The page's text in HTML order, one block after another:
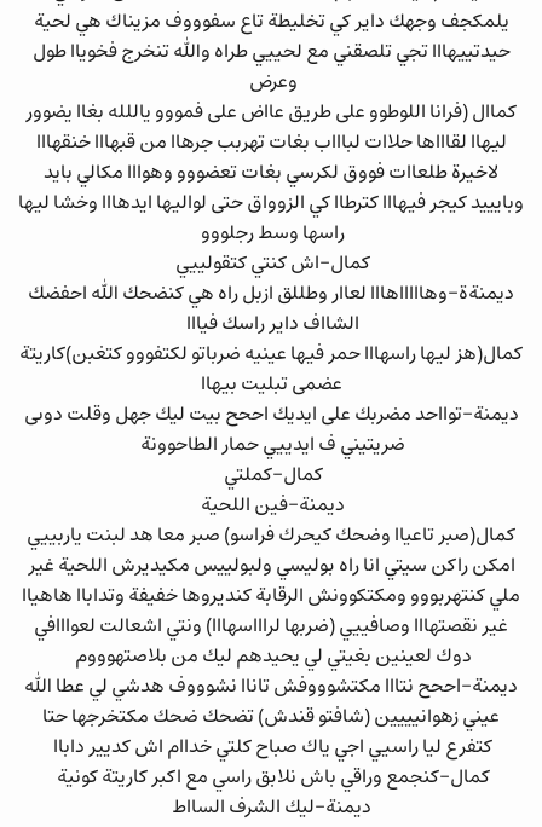
يلمكجف وجهك داير كي تخليطة تاع سفوووف مزيناك هي لحية
حيدتييهااا تجي تلصقني مع لحييي طراه والله تنخرج فخوياا طول
وعرض
كماال (فرانا اللوطوو على طريق عااض على فمووو ياللله بغاا يضوور
ليهاا لقاااها حلاات لباااب بغات تهربب جرهاا من قبهااا خنقهااا
لاخيرة طلعاات فووق لكرسي بغات تعضووو وهوااا مكالي بايد
وبايييد كيجر فيهااا كترطاا كي الزوواق حتى لواليها ايدهااا وخشا ليها
راسها وسط رجلووو
كمال-اش كنتي كتقولييي
ديمنةة-وهاااااهااا لعاار وطللق ازبل راه هي كنضحك الله احفضك
الشااف داير راسك فيااا
كمال(هز ليها راسهااا حمر فيها عينيه ضرباتو لكتفووو كتغبن)كاريتة
عضمى تبليت بيهاا
ديمنة-توااحد مضربك على ايديك اححح بيت ليك جهل وقلت دوىى
ضريتيني ف ايدييي حمار الطاحوونة
كمال-كملتي
ديمنة-فين اللحية
كمال(صبر تاعياا وضحك كيحرك فراسو) صبر معا هد لبنت ياربييي
امكن راكن سيتي انا راه بوليسي ولبولييس مكيديرش اللحية غير
ملي كنتهربووو ومكتكوونش الرقابة كنديروها خفيفة وتداباا هاهياا
غير نقصتهااا وصافييي (ضربها لراااسهااا) ونتي اشعالت لعوااافي
دوك لعينين بغيتي لي يحيدهم ليك من بلاصتهوووم
ديمنة-اححح نتااا مكتشوووفش تاناا نشوووف هدشي لي عطا الله
عيني زهوانيييين (شافتو قندش) تضحك ضحك مكتخرجها حتا
كتفرع ليا راسيي اجي ياك صباح كلتي خداام اش كديير داباا
كمال-كنجمع وراقي باش نلابق راسي مع اكبر كاريتة كونية
ديمنة-ليك الشرف السااط